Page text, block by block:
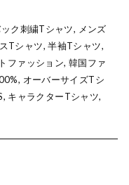
ク刺繍Tシャツ, メンズ
Tシャツ, 半袖Tシャツ,
ファッション, 韓国ファ
オーバーサイズTシ
キャラクターTシャツ,